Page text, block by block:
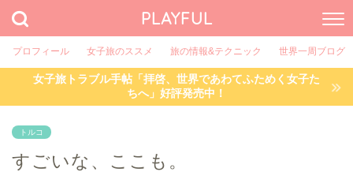
PLAYFUL
プロフィール 女子旅のススメ 旅の情報&テクニック 世界一周ブログ
女子旅トラブル手帖「拝啓、世界であわてふためく女子た
ちへ」好評発売中！
トルコ
すごいな、ここも。